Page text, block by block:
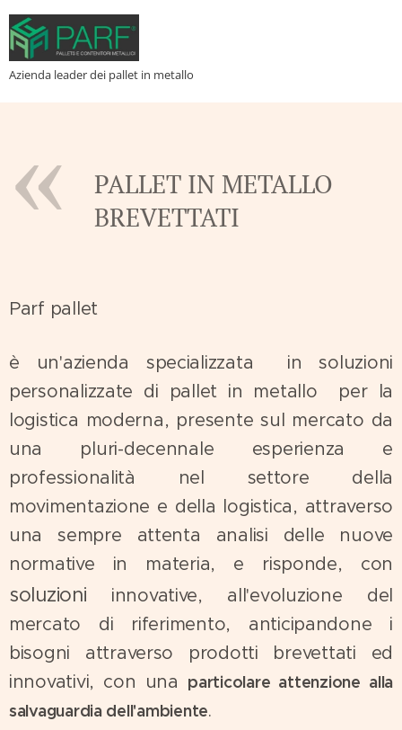
Azienda leader dei pallet in metallo
PALLET IN METALLO
BREVETTATI
Parf pallet
è un'azienda specializzata in soluzioni
personalizzate di pallet in metallo per la
logistica moderna, presente sul mercato da
una pluri-decennale esperienza e
professionalità nel settore della
movimentazione e della logistica, attraverso
una sempre attenta analisi delle nuove
normative in materia, e risponde, con
soluzioni innovative, all'evoluzione del
mercato di riferimento, anticipandone i
bisogni attraverso prodotti brevettati ed
innovativi, con una particolare attenzione alla
salvaguardia dell'ambiente.